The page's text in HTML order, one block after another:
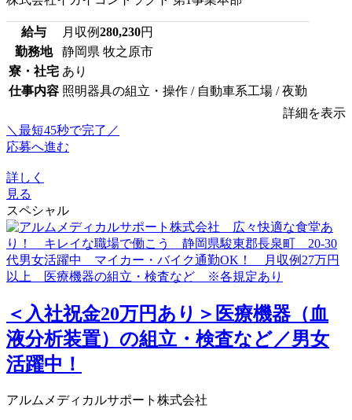
給与 月収例280,230円
勤務地
静岡県 牧之原市
寮・社宅 あり
仕事内容 照明器具の組立・操作 / 自動車系工場 / 夜勤
詳細を表示
＼最短45秒で完了／
応募へ進む
詳しく
見る
スペシャル
＜入社祝金20万円あり＞医療機器（血
液分析装置）の組立・検査など／男女
活躍中！
アルムメディカルサポート株式会社